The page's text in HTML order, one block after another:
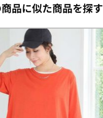
品に似た商品を探す